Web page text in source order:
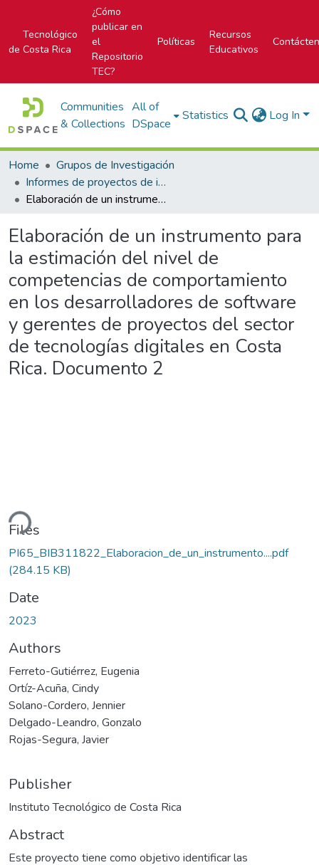
Tecnológico
de Costa Rica
¿Cómo
publicar en
el
Repositorio
TEC?
Políticas
Recursos
Educativos
Communities
& Collections
All of
DSpace
Statistics Log In
Home
Grupos de Investigación
Informes de proyectos de investigación
Elaboración de un instrumento para la estimación del nivel de competencias de comportamiento en los desarrolladores de software y gerentes de proyectos del sector de tecnologías digitales en Costa Rica. Documento 2
Elaboración de un instrumento para
la estimación del nivel de
competencias de comportamiento
en los desarrolladores de software
y gerentes de proyectos del sector
de tecnologías digitales en Costa
Rica. Documento 2
Files
PI65_BIB311822_Elaboracion_de_un_instrumento....pdf
(284.15 KB)
Date
2023
Authors
Ferreto-Gutiérrez, Eugenia
Ortíz-Acuña, Cindy
Solano-Cordero, Jennier
Delgado-Leandro, Gonzalo
Rojas-Segura, Javier
Publisher
Instituto Tecnológico de Costa Rica
Abstract
Este proyecto tiene como objetivo identificar las